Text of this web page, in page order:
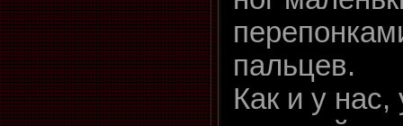
пальцев.
Как и у